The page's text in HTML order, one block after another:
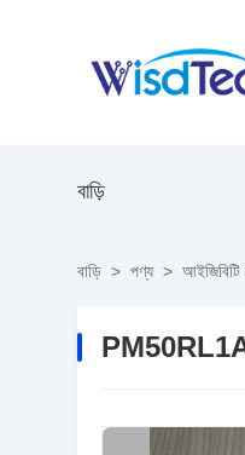
বাড়ি
বাড়ি > পণ্য >